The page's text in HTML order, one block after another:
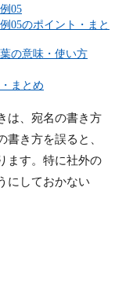
05
05のポイント・まと
の意味・使い方
まとめ
は、宛名の書き方
き方を誤ると、
ます。特に社外の
にしておかない